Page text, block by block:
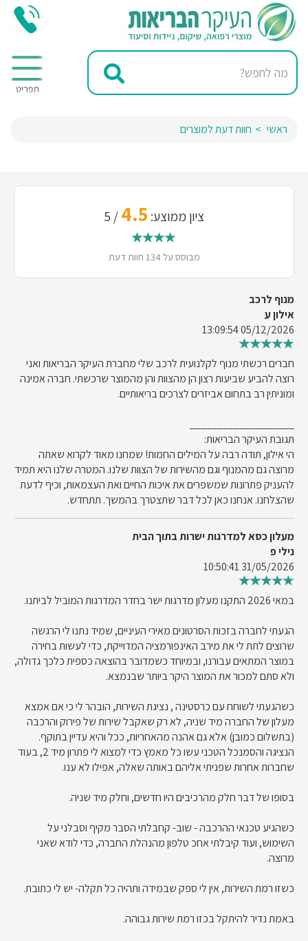
ראשי חוות דעת למוצרים
ציון ממוצע: 4.5
/ 5
מבוסס על 134 חוות דעת
מנוף לרכב
אילון ע
05/12/2026 13:09:54
חברים רכשתי מנוף לקלנועית לרכב שלי מחברת העיקר הבריאות ואני
רוצה להביע שביעות רצון הן מהצוות והן מהמוצר שרכשתי. חברה אמינה
ומוניתין רב בתחום אביזרים לצרכים בריאותיים.
תגובת העיקר הבריאות:
הי אילון, תודה רבה על המילים החמות! שמחנו מאוד לקרוא שאתה
מרוצה גם מהמנוף וגם מהשירות של הצוות שלנו. המטרה שלנו היא תמיד
להעניק פתרונות שמשפרים את איכות החיים ואת העצמאות, וכיף לדעת
שהצלחנו. אנחנו כאן לכל דבר שתצטרך בהמשך. תתחדש.
מעלון כסא למדרגות ישרות בתוך הבית
נילי פ
31/05/2026 10:50:41
במאי 2026 התקנו מעלון מדרגות ישר בחדר המדרגות המוביל לביתנו.
הגעתי לחברה בזכות הסרטונים מאירי העיניים, שמיד נתנו לי הרגשה
שרוצים לתת לי את מירב האינפורמציה המדוייקת, כדי לעשות בחירה
במוצר המתאים עבורנו, ובמיוחד כשמדובר בהוצאה כספית כלכך גדולה,
ולא סתם למכור את המוצר היקר ביותר שבנמצא.
כשהגעתי לשוחח עם כרסטינה , נציגת השירות, הובהר לי כי אם אמצא
מעלון של החברה מיד שניה, לא רק שאקבל שירות של פירוק והרכבה
(בתשלום כמובן) אלא גם אהנה מהאחריות, ככל והיא עדיין בתוקף.
הנציגה והסמנכל הטכני עשו כל מאמץ כדי למצוא לי פתרון מיד 2, בעוד
שחברות אחרות שפניתי אליהם באותה שאלה, אפילו לא ענו.
בסופו של דבר חלק מהרכיבים היו חדשים, וחלק מיד שניה.
כשהגיע טכנאי ההרכבה - שוב- קחבלתי הסבר מקיף וסבלני על
השימוש, ועוד קיבלתי אחכ טלפון מהנהלת החברה, כדי לודא שאני
מרוצה.
כשזו רמת השירות, אין לי ספק שבמידה ותהיה כל תקלה- יש לי כתובת.
באמת נדיר להיתקל בכזו רמת שירות גבוהה.